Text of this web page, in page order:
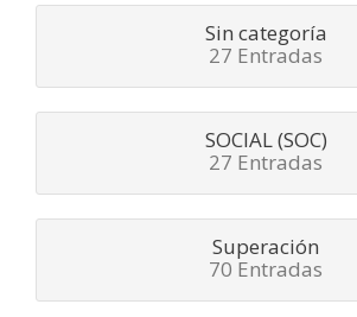
Sin categoría
27 Entradas
SOCIAL (SOC)
27 Entradas
Superación
70 Entradas